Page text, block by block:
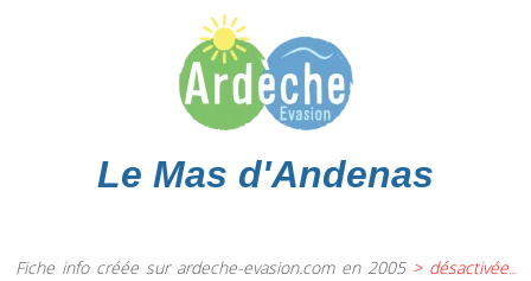
Le Mas d'Andenas
Fiche info créée sur ardeche-evasion.com en 2005> désactivée...